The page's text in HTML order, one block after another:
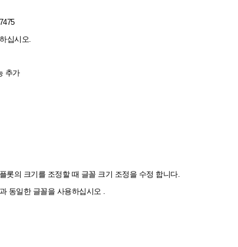
십시오.
추가
롯의 크기를 조정할 때 글꼴 크기 조정을 수정 합니다.
동일한 글꼴을 사용하십시오 .